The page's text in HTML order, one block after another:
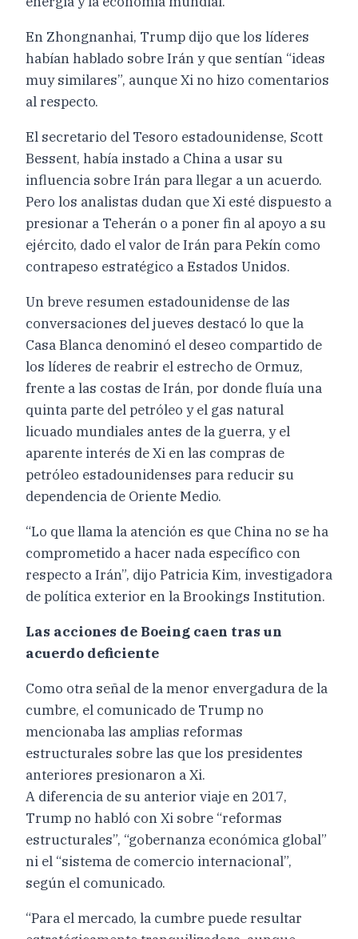
En Zhongnanhai, Trump dijo que los líderes
habían hablado sobre Irán y que sentían “ideas
muy similares”, aunque Xi no hizo comentarios
al respecto.
El secretario del Tesoro estadounidense, Scott
Bessent, había instado a China a usar su
influencia sobre Irán para llegar a un acuerdo.
Pero los analistas dudan que Xi esté dispuesto a
presionar a Teherán o a poner fin al apoyo a su
ejército, dado el valor de Irán para Pekín como
contrapeso estratégico a Estados Unidos.
Un breve resumen estadounidense de las
conversaciones del jueves destacó lo que la
Casa Blanca denominó el deseo compartido de
los líderes de reabrir el estrecho de Ormuz,
frente a las costas de Irán, por donde fluía una
quinta parte del petróleo y el gas natural
licuado mundiales antes de la guerra, y el
aparente interés de Xi en las compras de
petróleo estadounidenses para reducir su
dependencia de Oriente Medio.
“Lo que llama la atención es que China no se ha
comprometido a hacer nada específico con
respecto a Irán”, dijo Patricia Kim, investigadora
de política exterior en la Brookings Institution.
Las acciones de Boeing caen tras un
acuerdo deficiente
Como otra señal de la menor envergadura de la
cumbre, el comunicado de Trump no
mencionaba las amplias reformas
estructurales sobre las que los presidentes
anteriores presionaron a Xi.
A diferencia de su anterior viaje en 2017,
Trump no habló con Xi sobre “reformas
estructurales”, “gobernanza económica global”
ni el “sistema de comercio internacional”,
según el comunicado.
“Para el mercado, la cumbre puede resultar